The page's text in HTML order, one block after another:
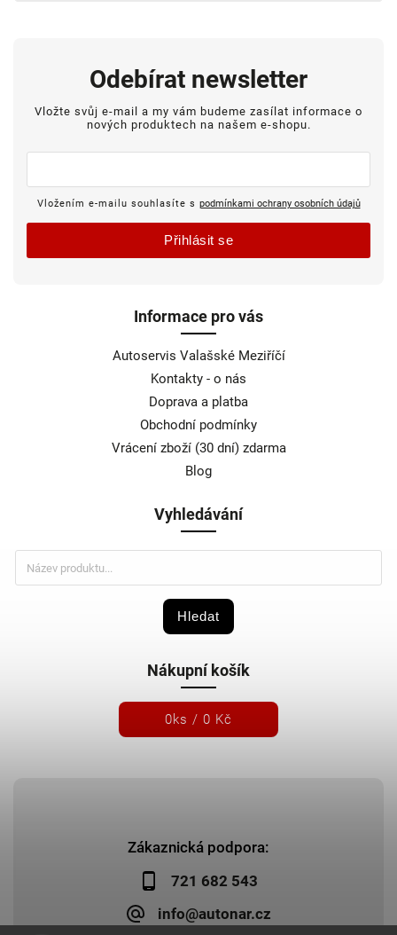
Zákaznická podpora:
721 682 543
info@autonar.cz
Informace pro vás
Autoservis Valašské Meziříčí
Kontakty - o nás
Doprava a platba
Obchodní podmínky
Vrácení zboží (30 dní) zdarma
Blog
Vyhledávání
Hledat
Nákupní košík
0ks / 0 Kč
Odebírat newsletter
Vložte svůj e-mail a my vám budeme zasílat informace o
nových produktech na našem e-shopu.
Vložením e-mailu souhlasíte s podmínkami ochrany osobních údajů
Přihlásit se